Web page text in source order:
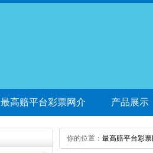
最高赔平台彩票网介
绍
产品展示
你的位置： 最高赔平台彩票